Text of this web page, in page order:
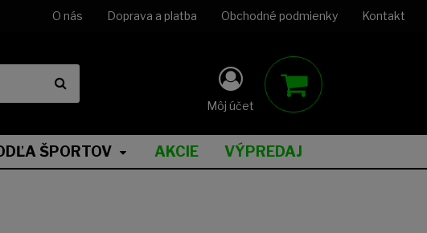
O nás Doprava a platba Obchodné podmienky Kontakt
Môj účet
ŠPORTOV AKCIE VÝPREDAJ